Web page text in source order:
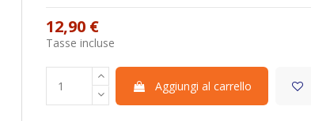
12,90 €
Tasse incluse
Aggiungi al carrello